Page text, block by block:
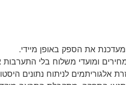
את הספק באופן מיידי.
ומועדי משלוח בלי התערבות
אלגוריתמים לניתוח נתונים